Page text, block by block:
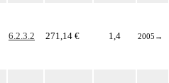
6.2.3.2 271,14 € 1,4 2005 →